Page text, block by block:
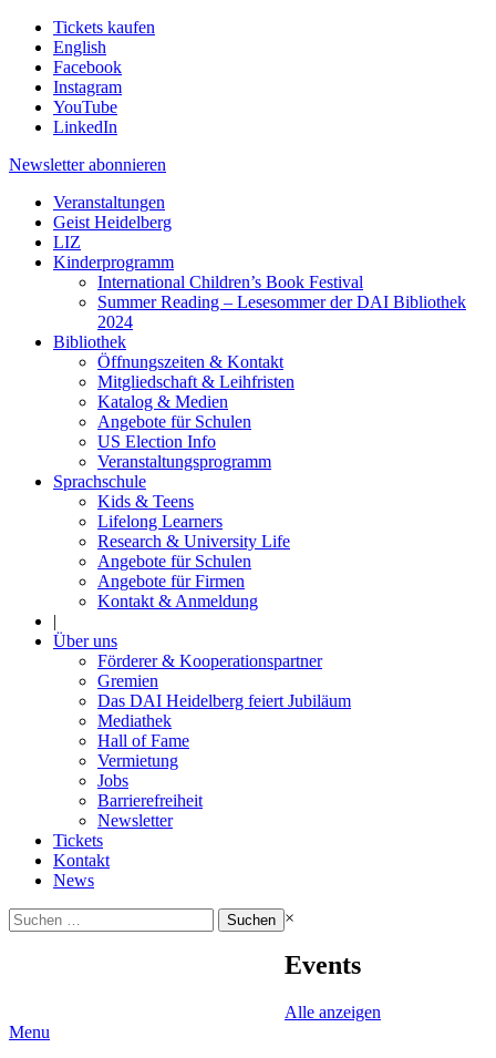
Tickets kaufen
English
Facebook
Instagram
YouTube
LinkedIn
Newsletter abonnieren
Veranstaltungen
Geist Heidelberg
LIZ
Kinderprogramm
International Children’s Book Festival
Summer Reading – Lesesommer der DAI Bibliothek
2024
Bibliothek
Öffnungszeiten & Kontakt
Mitgliedschaft & Leihfristen
Katalog & Medien
Angebote für Schulen
US Election Info
Veranstaltungsprogramm
Sprachschule
Kids & Teens
Lifelong Learners
Research & University Life
Angebote für Schulen
Angebote für Firmen
Kontakt & Anmeldung
|
Über uns
Förderer & Kooperationspartner
Gremien
Das DAI Heidelberg feiert Jubiläum
Mediathek
Hall of Fame
Vermietung
Jobs
Barrierefreiheit
Newsletter
Tickets
Kontakt
News
Suchen
nach:
×
Events
Alle anzeigen
Menu